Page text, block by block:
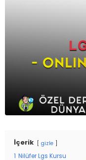
İçerik gizle
Nilüfer Lgs Kursu